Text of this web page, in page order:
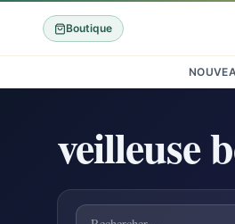
Boutique
veilleuse
Rechercher un produit